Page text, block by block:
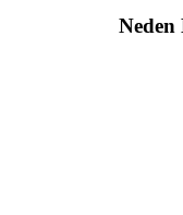
Neden